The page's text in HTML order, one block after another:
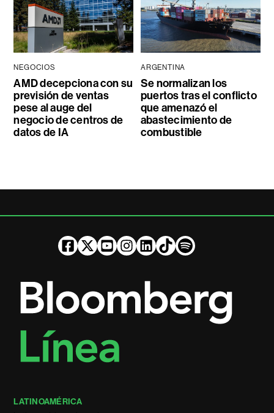
NEGOCIOS
AMD decepciona con su
previsión de ventas
pese al auge del
negocio de centros de
datos de IA
ARGENTINA
Se normalizan los
puertos tras el conflicto
que amenazó el
abastecimiento de
combustible
LATINOAMÉRICA